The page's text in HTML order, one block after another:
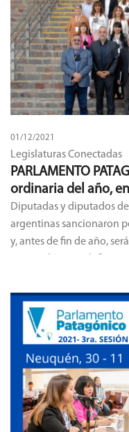
01/12/2021
Legislaturas Conectadas
PARLAMENTO
ordinaria del año,
Diputadas y diputados
argentinas sancionaron
y, antes de fin de año,